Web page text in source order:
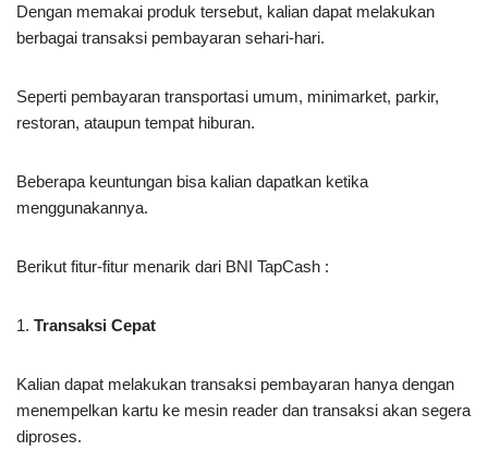
Dengan memakai produk tersebut, kalian dapat melakukan
berbagai transaksi pembayaran sehari-hari.
Seperti pembayaran transportasi umum, minimarket, parkir,
restoran, ataupun tempat hiburan.
Beberapa keuntungan bisa kalian dapatkan ketika
menggunakannya.
Berikut fitur-fitur menarik dari BNI TapCash :
1. Transaksi Cepat
Kalian dapat melakukan transaksi pembayaran hanya dengan
menempelkan kartu ke mesin reader dan transaksi akan segera
diproses.